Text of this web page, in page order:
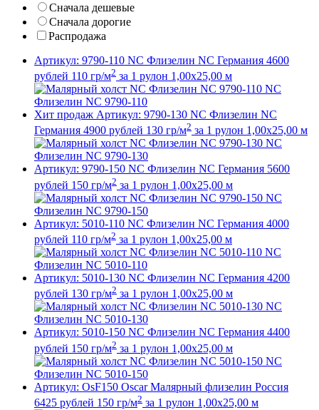
Сначала дешевые
Сначала дорогие
Распродажа
Артикул: 9790-110 NC Флизелин NC Германия 4600
рублей 110 гр/м2 за 1 рулон 1,00x25,00 м
NC
Флизелин NC 9790-110
Хит продаж Артикул: 9790-130 NC Флизелин NC
Германия 4900 рублей 130 гр/м2 за 1 рулон 1,00x25,00 м
NC
Флизелин NC 9790-130
Артикул: 9790-150 NC Флизелин NC Германия 5600
рублей 150 гр/м2 за 1 рулон 1,00x25,00 м
NC
Флизелин NC 9790-150
Артикул: 5010-110 NC Флизелин NC Германия 4000
рублей 110 гр/м2 за 1 рулон 1,00x25,00 м
NC
Флизелин NC 5010-110
Артикул: 5010-130 NC Флизелин NC Германия 4200
рублей 130 гр/м2 за 1 рулон 1,00x25,00 м
NC
Флизелин NC 5010-130
Артикул: 5010-150 NC Флизелин NC Германия 4400
рублей 150 гр/м2 за 1 рулон 1,00x25,00 м
NC
Флизелин NC 5010-150
Артикул: OsF150 Oscar Малярный флизелин Россия
6425 рублей 150 гр/м2 за 1 рулон 1,00x25,00 м